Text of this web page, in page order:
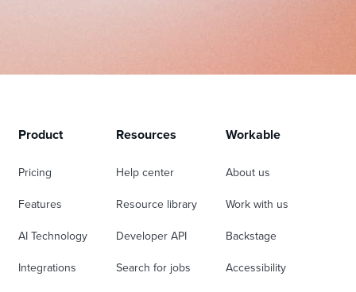
Product
Pricing
Features
AI Technology
Integrations
Resources
Help center
Resource library
Developer API
Search for jobs
Workable
About us
Work with us
Backstage
Accessibility